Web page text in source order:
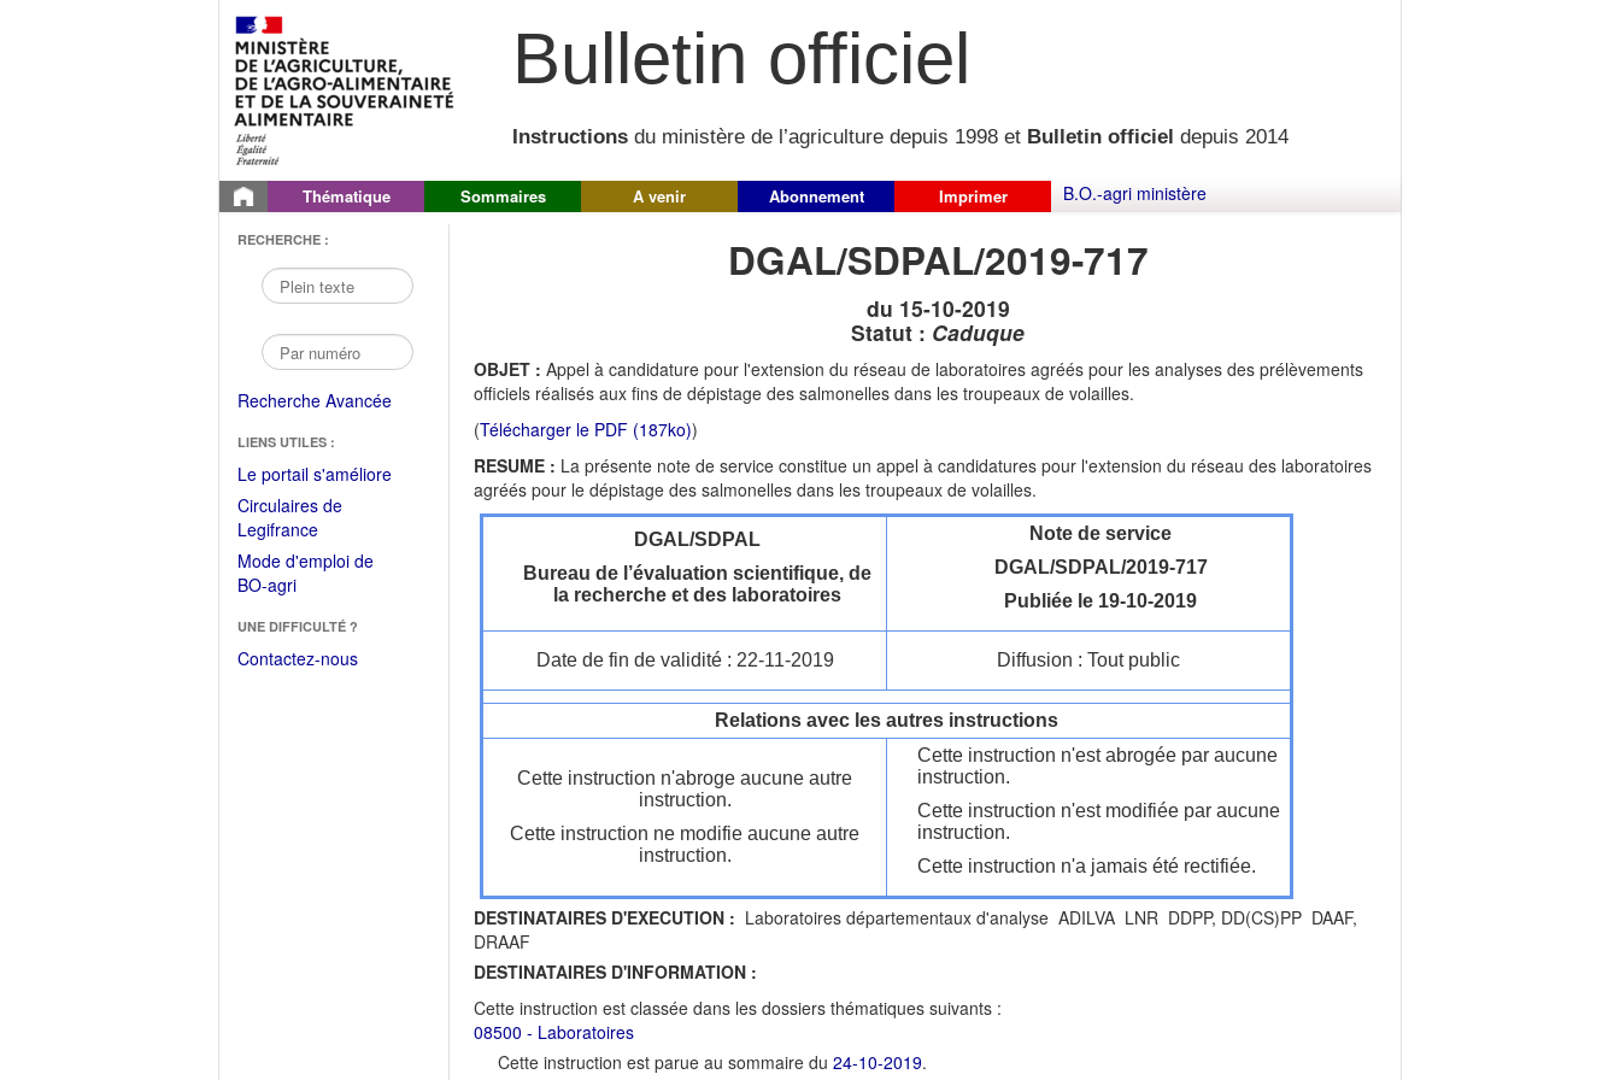
Bulletin officiel
Instructions du ministère de l’agriculture depuis 1998 et Bulletin officiel depuis 2014
Thématique Sommaires A venir Abonnement Imprimer B.O.-agri ministère
RECHERCHE :
Recherche Avancée
LIENS UTILES :
Le portail s'améliore(Fichier
Circulaires de
Legifrance(Ouvrir
dans
une
fenêtre)
Mode d'emploi de
BO-agri(Ouvrir
une
nouvelle
UNE DIFFICULTÉ ?
Contactez-nous
DGAL/SDPAL/2019-717
du 15-10-2019
Statut : Caduque
OBJET : Appel à candidature pour l'extension du réseau de laboratoires agréés pour les analyses des prélèvements
officiels réalisés aux fins de dépistage des salmonelles dans les troupeaux de volailles.
(Télécharger le PDF (187ko))
RESUME : La présente note de service constitue un appel à candidatures pour l'extension du réseau des laboratoires
agréés pour le dépistage des salmonelles dans les troupeaux de volailles.
DGAL/SDPAL
Bureau de l’évaluation scientifique, de
la recherche et des laboratoires
Note de service
DGAL/SDPAL/2019-717
Publiée le 19-10-2019
Date de fin de validité : 22-11-2019 Diffusion : Tout public
Relations avec les autres instructions
Cette instruction n'abroge aucune autre
instruction.
Cette instruction ne modifie aucune autre
instruction.
Cette instruction n'est abrogée par aucune
instruction.
Cette instruction n'est modifiée par aucune
instruction.
Cette instruction n'a jamais été rectifiée.
DESTINATAIRES D'EXECUTION : Laboratoires départementaux d'analyse ADILVA LNR DDPP, DD(CS)PP DAAF,
DRAAF
DESTINATAIRES D'INFORMATION :
Cette instruction est classée dans les dossiers thématiques suivants :
08500 - Laboratoires
Cette instruction est parue au sommaire du 24-10-2019.